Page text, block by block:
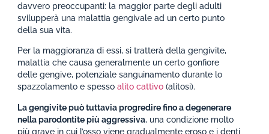
davvero preoccupanti: la maggior parte degli adulti
svilupperà una malattia gengivale ad un certo punto
della sua vita.
Per la maggioranza di essi, si tratterà della gengivite,
malattia che causa generalmente un certo gonfiore
delle gengive, potenziale sanguinamento durante lo
spazzolamento e spessoalito cattivo (alitosi).
La gengivite può tuttavia progredire fino a degenerare
nella parodontite più aggressiva, una condizione molto
più grave in cui l’osso viene gradualmente eroso e i denti